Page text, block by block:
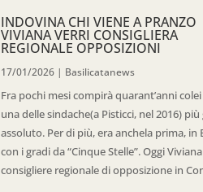
INDOVINA CHI VIENE A PRANZO
VIVIANA VERRI CONSIGLIERA
REGIONALE OPPOSIZIONI
17/01/2026 | Basilicatanews
Fra pochi mesi compirà quarant’anni
una delle sindache(a Pisticci, nel 2016)
assoluto. Per di più, era anchela prima, in
con i gradi da “Cinque Stelle”. Oggi
consigliere regionale di opposizione in